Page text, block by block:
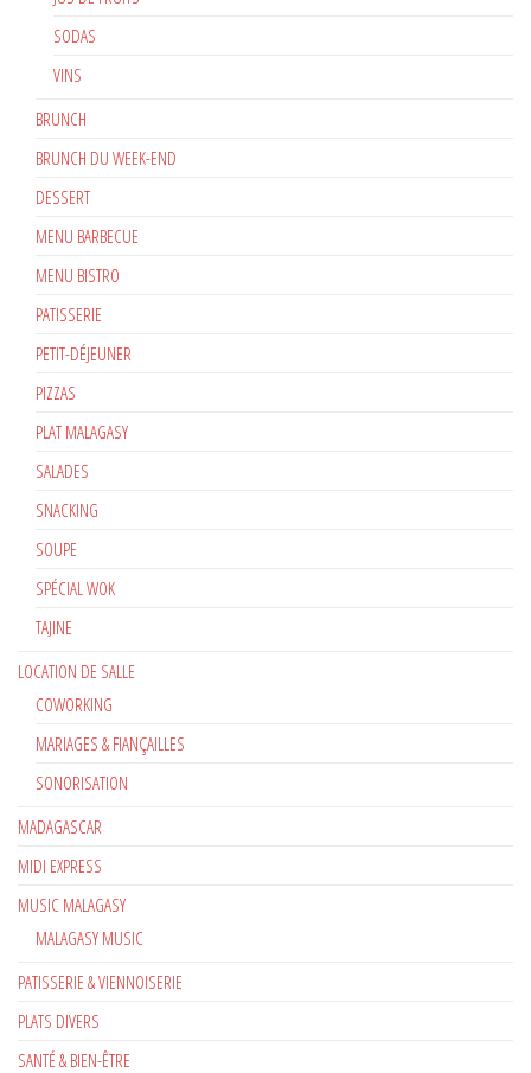
SODAS
VINS
BRUNCH
BRUNCH DU WEEK-END
DESSERT
MENU BARBECUE
MENU BISTRO
PATISSERIE
PETIT-DÉJEUNER
PIZZAS
PLAT MALAGASY
SALADES
SNACKING
SOUPE
SPÉCIAL WOK
TAJINE
LOCATION DE SALLE
COWORKING
MARIAGES & FIANÇAILLES
SONORISATION
MADAGASCAR
MIDI EXPRESS
MUSIC MALAGASY
MALAGASY MUSIC
PATISSERIE & VIENNOISERIE
PLATS DIVERS
SANTÉ & BIEN-ÊTRE